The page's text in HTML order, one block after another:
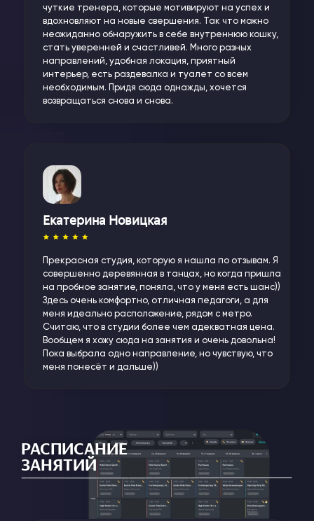
чуткие тренера, которые мотивируют на успех и
вдохновляют на новые свершения. Так что можно
неожиданно обнаружить в себе внутреннюю кошку,
стать уверенней и счастливей. Много разных
направлений, удобная локация, приятный
интерьер, есть раздевалка и туалет со всем
необходимым. Придя сюда однажды, хочется
возвращаться снова и снова.
Екатерина Новицкая
Прекрасная студия, которую я нашла по отзывам. Я
совершенно деревянная в танцах, но когда пришла
на пробное занятие, поняла, что у меня есть шанс))
Здесь очень комфортно, отличная педагоги, а для
меня идеально расположение, рядом с метро.
Считаю, что в студии более чем адекватная цена.
Вообщем я хожу сюда на занятия и очень довольна!
Пока выбрала одно направление, но чувствую, что
меня понесёт и дальше))
РАСПИСАНИЕ
ЗАНЯТИЙ